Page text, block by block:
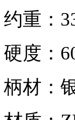
约重：
硬度：
柄材：